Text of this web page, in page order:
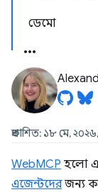
ডেমো
প্রকাশিত: ১৮ মে,
WebMCP হলো
এজেন্টদেরজন্য